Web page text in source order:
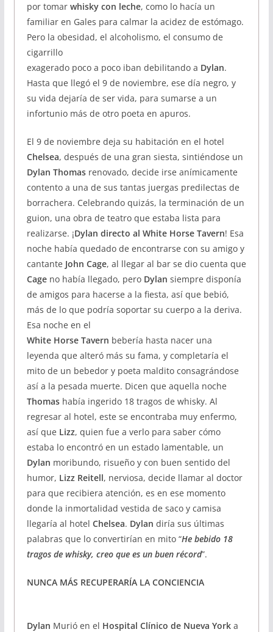
por tomar whisky con leche, como lo hacía un
familiar en Gales para calmar la acidez de estómago.
Pero la obesidad, el alcoholismo, el consumo de
cigarrillo
exagerado poco a poco iban debilitando a Dylan.
Hasta que llegó el 9 de noviembre, ese día negro, y
su vida dejaría de ser vida, para sumarse a un
infortunio más de otro poeta en apuros.
El 9 de noviembre deja su habitación en el hotel
Chelsea, después de una gran siesta, sintiéndose un
Dylan Thomasrenovado, decide irse anímicamente
contento a una de sus tantas juergas predilectas de
borrachera. Celebrando quizás, la terminación de un
guion, una obra de teatro que estaba lista para
realizarse. ¡Dylan directo al White Horse Tavern! Esa
noche había quedado de encontrarse con su amigo y
cantante John Cage, al llegar al bar se dio cuenta que
Cage no había llegado, pero Dylan siempre disponía
de amigos para hacerse a la fiesta, así que bebió,
más de lo que podría soportar su cuerpo a la deriva.
Esa noche en el
White Horse Tavern bebería hasta nacer una
leyenda que alteró más su fama, y completaría el
mito de un bebedor y poeta maldito consagrándose
así a la pesada muerte. Dicen que aquella noche
Thomas había ingerido 18 tragos de whisky. Al
regresar al hotel, este se encontraba muy enfermo,
así que Lizz, quien fue a verlo para saber cómo
estaba lo encontró en un estado lamentable, un
Dylan moribundo, risueño y con buen sentido del
humor, Lizz Reitell, nerviosa, decide llamar al doctor
para que recibiera atención, es en ese momento
donde la inmortalidad vestida de saco y camisa
llegaría al hotel Chelsea. Dylan diría sus últimas
palabras que lo convertirían en mito “He bebido 18
tragos de whisky, creo que es un buen récord”.
NUNCA MÁS RECUPERARÍA LA CONCIENCIA
Dylan Murió en el Hospital Clínico de Nueva Yorka